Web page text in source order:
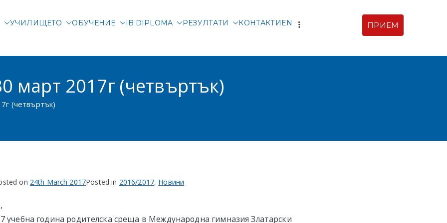
училище в София
УЧИЛИЩЕТО ОБУЧЕНИЕ IB DIPLOMA РЕЗУЛТАТИ КОНТАКТИEN ПРИЕМ
март 2017г (четвъртък)
(четвъртък)
on 24th March 2017Posted in 2016/2017, Новини
учебна година родителска среща в Международна гимназия Златарски